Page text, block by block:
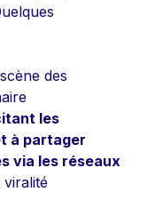
des
les
à partager
via les réseaux
viralité